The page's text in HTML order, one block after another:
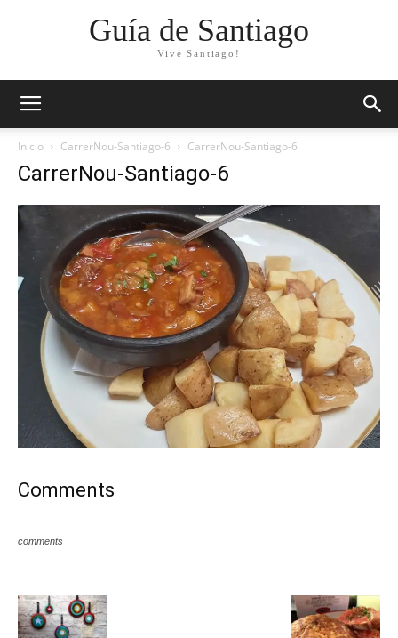
Guía de Santiago
Vive Santiago!
Inicio CarrerNou-Santiago-6 CarrerNou-Santiago-6
CarrerNou-Santiago-6
Comments
comments